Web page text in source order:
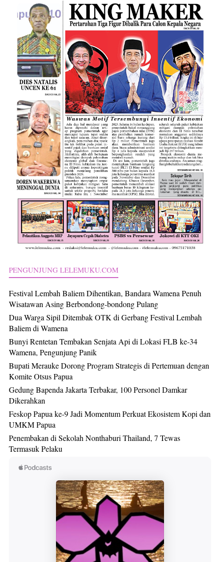
PENGUNJUNG LELEMUKU.COM
Festival Lembah Baliem Dihentikan, Bandara Wamena Penuh
Wisatawan Asing Berbondong-bondong Pulang
Dua Warga Sipil Ditembak OTK di Gerbang Festival Lembah
Baliem di Wamena
Bunyi Rentetan Tembakan Senjata Api di Lokasi FLB ke-34
Wamena, Pengunjung Panik
Bupati Merauke Dorong Program Strategis di Pertemuan dengan
Komite Otsus Papua
Gedung Bapenda Jakarta Terbakar, 100 Personel Damkar
Dikerahkan
Feskop Papua ke-9 Jadi Momentum Perkuat Ekosistem Kopi dan
UMKM Papua
Penembakan di Sekolah Nonthaburi Thailand, 7 Tewas
Termasuk Pelaku